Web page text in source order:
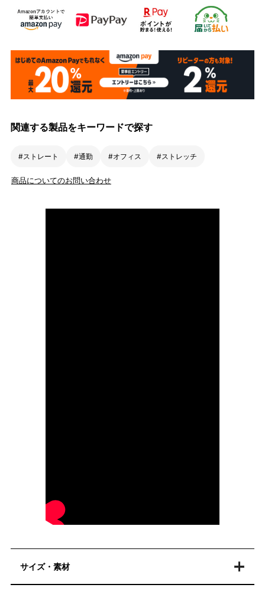
関連する製品をキーワードで探す
#ストレート #通勤 #オフィス #ストレッチ
商品についてのお問い合わせ
サイズ・素材